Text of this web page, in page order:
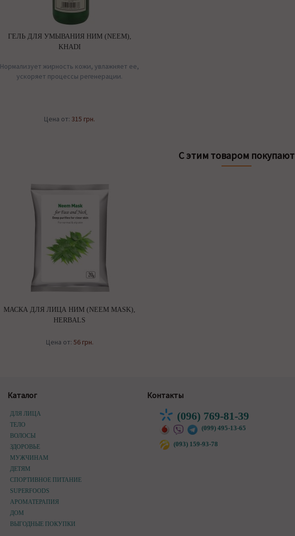
ГЕЛЬ ДЛЯ УМЫВАНИЯ НИМ (NEEM),
KHADI
Нормализует жирность кожи, увлажняет ее,
ускоряет процессы регенерации.
Цена от:315 грн.
С этим товаром покупают
МАСКА ДЛЯ ЛИЦА НИМ (NEEM MASK),
HERBALS
Цена от: 56 грн.
Каталог
ДЛЯ ЛИЦА
ТЕЛО
ВОЛОСЫ
ЗДОРОВЬЕ
МУЖЧИНАМ
ДЕТЯМ
СПОРТИВНОЕ ПИТАНИЕ
SUPERFOODS
АРОМАТЕРАПИЯ
ДОМ
ВЫГОДНЫЕ ПОКУПКИ
Контакты
(096) 769-81-39
(099) 495-13-65
(093) 159-93-78